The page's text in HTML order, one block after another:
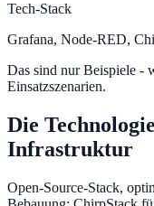
Tech-Stack
Grafana, Node-RED,
Das sind nur Beispiele -
Einsatzszenarien.
Die
Infrastruktur
Open-Source-Stack,